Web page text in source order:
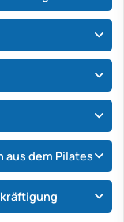
aus dem Pilates